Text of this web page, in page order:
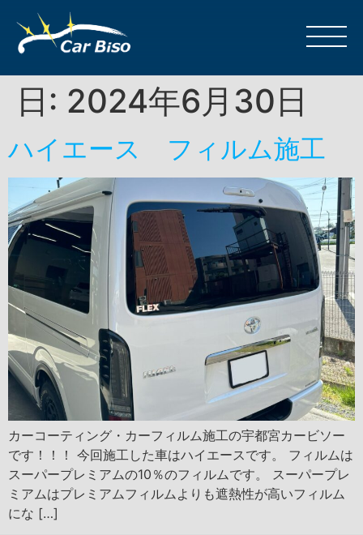
日: 2024年6月30日
ハイエース フィルム施工
カーコーティング・カーフィルム施工の宇都宮カービソー
です！！！ 今回施工した車はハイエースです。 フィルムは
スーパープレミアムの10％のフィルムです。 スーパープレ
ミアムはプレミアムフィルムよりも遮熱性が高いフィルム
にな […]